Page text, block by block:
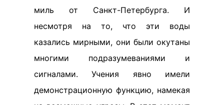
миль от Санкт-Петербурга. И
несмотря на то, что эти воды
казались мирными, они были окутаны
многими подразумеваниями и
сигналами. Учения явно имели
демонстрационную функцию, намекая